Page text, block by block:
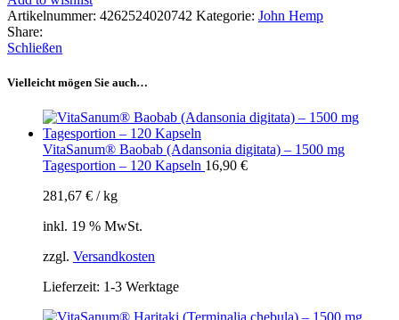
Artikelnummer: 4262524020742 Kategorie: John Hemp
Share:
Schließen
Vielleicht mögen Sie auch…
VitaSanum® Baobab (Adansonia digitata) – 1500 mg
Tagesportion – 120 Kapseln 16,90 €
281,67 € /kg
inkl. 19 % MwSt.
zzgl. Versandkosten
Lieferzeit: 1-3 Werktage